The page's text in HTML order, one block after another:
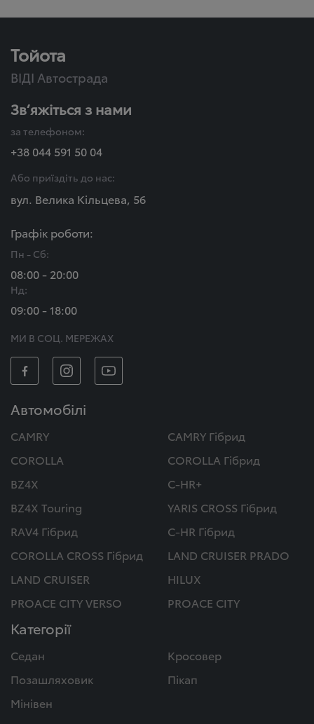
Тойота
ВІДІ Автострада
Зв’яжіться з нами
за телефоном:
+38 044 591 50 04
Або приїздіть до нас:
вул. Велика Кільцева, 56
Графік роботи:
Пн - Сб:
08:00 - 20:00
Нд:
09:00 - 18:00
МИ В СОЦ. МЕРЕЖАХ
Автомобілі
CAMRY
CAMRY Гібрид
COROLLA
COROLLA Гібрид
BZ4X
C-HR+
BZ4X Touring
YARIS CROSS Гібрид
RAV4 Гібрид
C-HR Гібрид
COROLLA CROSS Гібрид
LAND CRUISER PRADO
LAND CRUISER
HILUX
PROACE CITY VERSO
PROACE CITY
Категорії
Седан
Кросовер
Позашляховик
Пікап
Мінівен